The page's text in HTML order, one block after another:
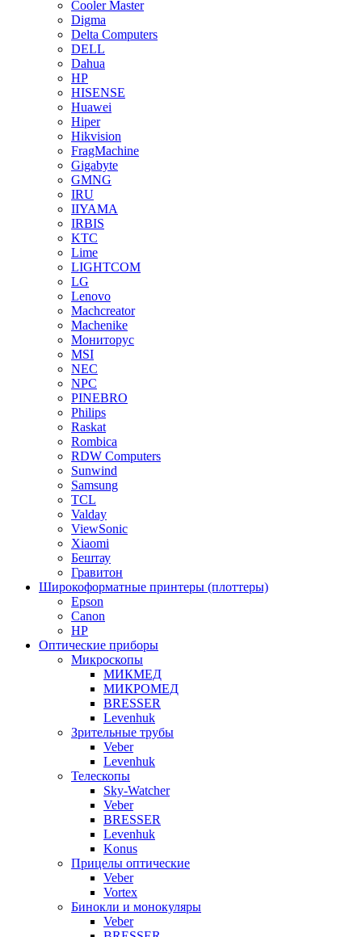
Cooler Master
Digma
Delta Computers
DELL
Dahua
HP
HISENSE
Huawei
Hiper
Hikvision
FragMachine
Gigabyte
GMNG
IRU
IIYAMA
IRBIS
KTC
Lime
LIGHTCOM
LG
Lenovo
Machcreator
Machenike
Мониторус
MSI
NEC
NPC
PINEBRO
Philips
Raskat
Rombica
RDW Computers
Sunwind
Samsung
TCL
Valday
ViewSonic
Xiaomi
Бештау
Гравитон
Широкоформатные принтеры (плоттеры)
Epson
Canon
HP
Оптические приборы
Микроскопы
МИКМЕД
МИКРОМЕД
BRESSER
Levenhuk
Зрительные трубы
Veber
Levenhuk
Телескопы
Sky-Watcher
Veber
BRESSER
Levenhuk
Konus
Прицелы оптические
Veber
Vortex
Бинокли и монокуляры
Veber